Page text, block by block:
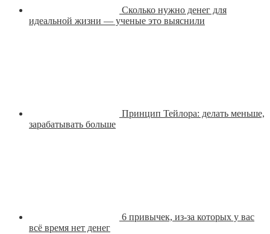
Сколько нужно денег для
идеальной жизни — ученые это выяснили
Принцип Тейлора: делать меньше,
зарабатывать больше
6 привычек, из-за которых у вас
всё время нет денег